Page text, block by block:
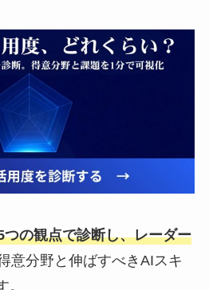
の観点で診断し、レーダー
意分野と伸ばすべきAIスキ